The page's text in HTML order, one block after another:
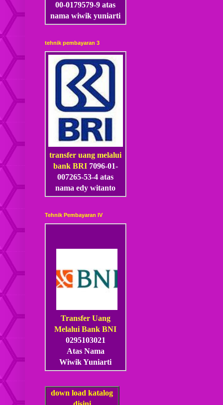
00-0179579-9 atas
nama wiwik yuniarti
tehnik pembayaran 3
transfer uang melalui
bank BRI 7096-01-
007265-53-4 atas
nama edy witanto
Tehnik Pembayaran IV
Transfer Uang
Melalui Bank BNI
0295103021
Atas Nama
Wiwik Yuniarti
down load katalog